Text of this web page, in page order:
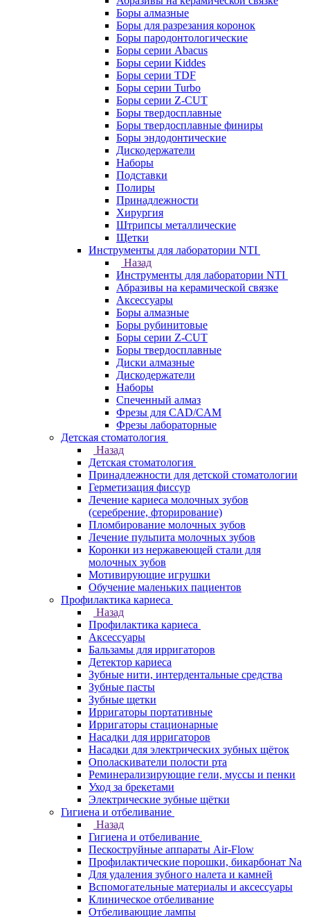
Боры алмазные
Боры для разрезания коронок
Боры пародонтологические
Боры серии Abacus
Боры серии Kiddes
Боры серии TDF
Боры серии Turbo
Боры серии Z-CUT
Боры твердосплавные
Боры твердосплавные финиры
Боры эндодонтические
Дискодержатели
Наборы
Подставки
Полиры
Принадлежности
Хирургия
Штрипсы металлические
Щетки
Инструменты для лаборатории NTI
Назад
Инструменты для лаборатории NTI
Абразивы на керамической связке
Аксессуары
Боры алмазные
Боры рубинитовые
Боры серии Z-CUT
Боры твердосплавные
Диски алмазные
Дискодержатели
Наборы
Спеченный алмаз
Фрезы для CAD/CAM
Фрезы лабораторные
Детская стоматология
Назад
Детская стоматология
Принадлежности для детской стоматологии
Герметизация фиссур
Лечение кариеса молочных зубов
(серебрение, фторирование)
Пломбирование молочных зубов
Лечение пульпита молочных зубов
Коронки из нержавеющей стали для
молочных зубов
Мотивирующие игрушки
Обучение маленьких пациентов
Профилактика кариеса
Назад
Профилактика кариеса
Аксессуары
Бальзамы для ирригаторов
Детектор кариеса
Зубные нити, интердентальные средства
Зубные пасты
Зубные щетки
Ирригаторы портативные
Ирригаторы стационарные
Насадки для ирригаторов
Насадки для электрических зубных щёток
Ополаскиватели полости рта
Реминерализирующие гели, муссы и пенки
Уход за брекетами
Электрические зубные щётки
Гигиена и отбеливание
Назад
Гигиена и отбеливание
Пескоструйные аппараты Air-Flow
Профилактические порошки, бикарбонат Na
Для удаления зубного налета и камней
Вспомогательные материалы и аксессуары
Клиническое отбеливание
Отбеливающие лампы